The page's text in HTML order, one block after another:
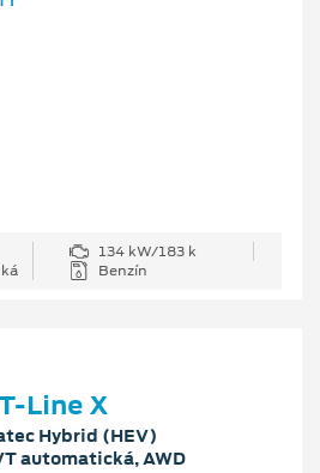
134 kW/183 k
Benzín
Line X
Hybrid (HEV)
automatická, AWD